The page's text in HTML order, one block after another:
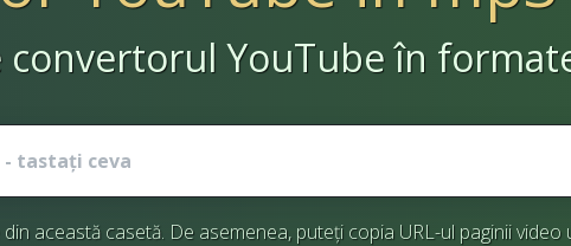
convertorul YouTube în
această casetă. De asemenea, puteți copia URL-ul paginii video